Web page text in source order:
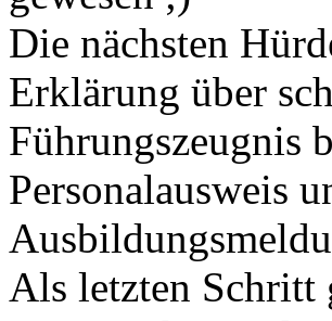
Die nächsten
Erklärung über
Führungszeugnis
Personalausweis
Als letzten Schritt